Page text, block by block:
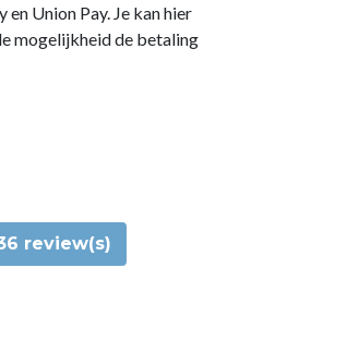
Union Pay. Je kan hier
mogelijkheid de betaling
review(s)